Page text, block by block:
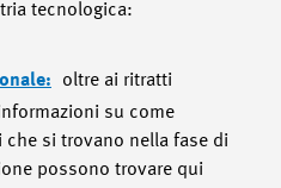
tecnologica:
oltre ai ritratti
su come
si trovano nella fase di
possono trovare qui